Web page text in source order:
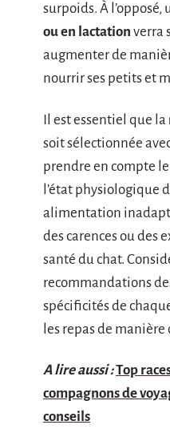
surpoids. À l’opposé,
ou en lactation verra
augmenter de
nourrir ses petits et
Il est essentiel que la
soit sélectionnée
prendre en compte
l’état physiologique
alimentation
des carences ou des
santé du chat.
recommandations
spécificités de
les repas de
A lire aussi :Top
compagnons de
conseils